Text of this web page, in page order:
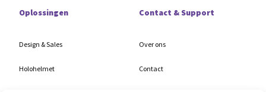
Oplossingen
Design & Sales
Holohelmet
Contact & Support
Over ons
Contact